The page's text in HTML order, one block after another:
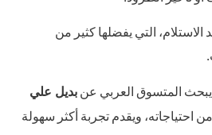
التي يفضلها كثير من
المتسوق العربي عن بديل علي
احتياجاته، ويقدم تجربة أكثر سهولة